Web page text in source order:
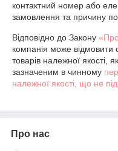
контактний номер або
замовлення та причину
Відповідно до Закону
компанія може відмовити
товарів належної якості,
зазначеним в чинному
належної якості, що не
Про нас